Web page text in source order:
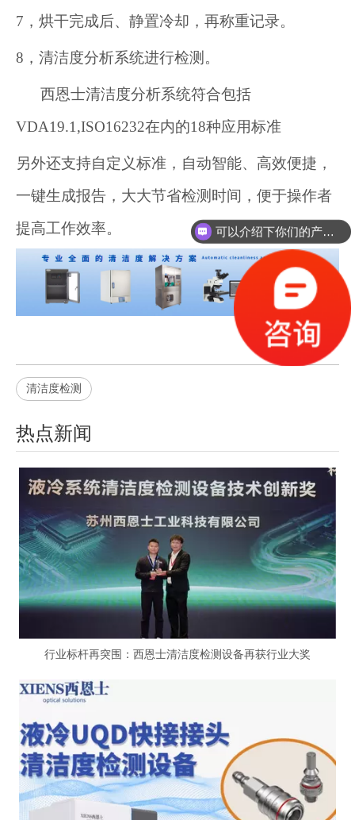
7，烘干完成后、静置冷却，再称重记录。
8，清洁度分析系统进行检测。
西恩士清洁度分析系统符合包括
VDA19.1,ISO16232在内的18种应用标准
另外还支持自定义标准，自动智能、高效便捷，
一键生成报告，大大节省检测时间，便于操作者
提高工作效率。
清洁度检测
热点新闻
行业标杆再突围：西恩士清洁度检测设备再获行业大奖
可以介绍下你们的产品么？